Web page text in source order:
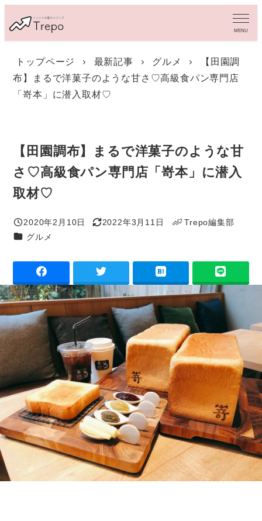
イ
MENU
トップページ 最新記事 グルメ
【田園調
布】まるで洋菓子のような甘さ♡高級食パン専門店
「嵜本」に潜入取材♡
【田園調布】まるで洋菓子のような甘
さ♡高級食パン専門店「嵜本」に潜入
取材♡
投稿日
2020年2月10日
更新日
2022年3月11日
Trepo編集部
カテゴリー
グルメ